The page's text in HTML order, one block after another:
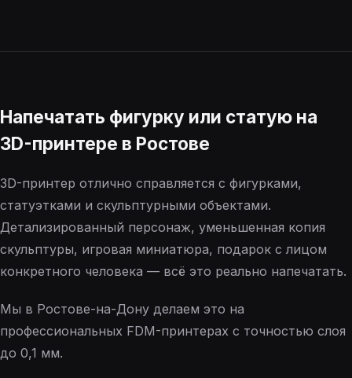
Напечатать фигурку или статую на
3D-принтере в Ростове
3D-принтер отлично справляется с фигурками,
статуэтками и скульптурными объектами.
Детализированный персонаж, уменьшенная копия
скульптуры, игровая миниатюра, подарок с лицом
конкретного человека — всё это реально напечатать.
Мы в Ростове-на-Дону делаем это на
профессиональных FDM-принтерах с точностью слоя
до 0,1 мм.